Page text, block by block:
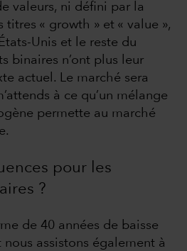
valeurs, ni défini par la
« growth » et « value »,
Unis et le reste du
binaires n’ont plus leur
actuel. Le marché sera
à ce qu’un mélange
permette au marché
pour les
?
de 40 années de baisse
nous assistons également à